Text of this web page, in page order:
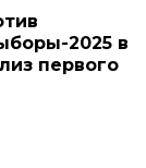
2025 в
первого